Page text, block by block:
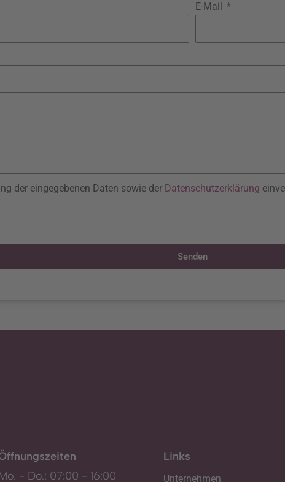
E-Mail
der eingegebenen Daten sowie der Datenschutzerklärung
Senden
- Do.: 07:00 - 16:00
Links
Unternehmen